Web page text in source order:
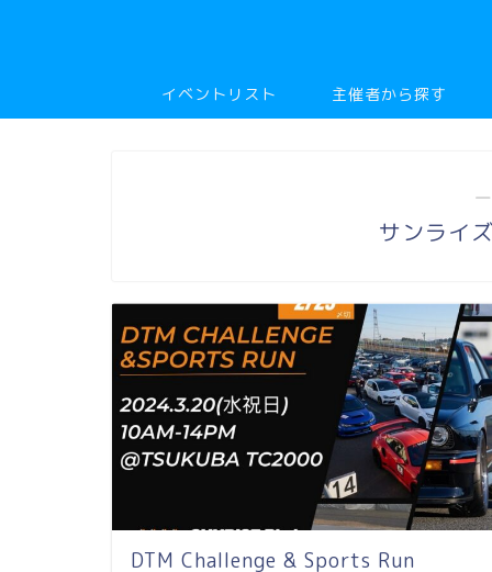
イベントリスト 主催者から探す
サンライ
DTM Challenge & Sports Run